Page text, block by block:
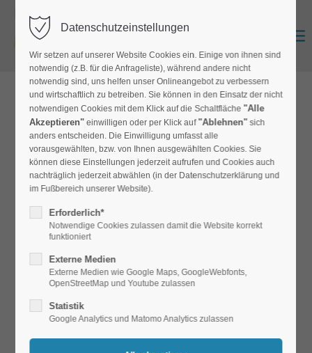
Zurück Anmelden
zur Produktübersicht
Teppichfliese Omega
FL-Omega
Robuste Teppichfliese mit veloursartiger Oberfläche.
Einsatzbereiche: Büro, Laden, Gewerbe oder als
Schutzbelag. Standardgröße 50 x 50 cm. Ab 200 qm auch in
1 x 1m /2 x 1 m lieferbar
Datenschutzeinstellungen
Wir setzen auf unserer Website Cookies ein. Einige von ihnen sind
notwendig (z.B. für die Anfrageliste), während andere nicht
notwendig sind, uns helfen unser Onlineangebot zu verbessern
und wirtschaftlich zu betreiben. Sie können in den Einsatz der nicht
notwendigen Cookies mit dem Klick auf die Schaltfläche "Alle
Akzeptieren" einwilligen oder per Klick auf "Ablehnen" sich
anders entscheiden. Die Einwilligung umfasst alle
vorausgewählten, bzw. von Ihnen ausgewählten Cookies. Sie
können diese Einstellungen jederzeit aufrufen und Cookies auch
nachträglich jederzeit abwählen (in der Datenschutzerklärung und
im Fußbereich unserer Website).
Erforderlich*
Notwendige Cookies zulassen damit die Website korrekt
funktioniert
Externe Medien
Externe Medien wie Google Maps, GoogleWebfonts,
OpenStreetMap und Youtube zulassen
Statistik
Google Analytics und Matomo Analytics zulassen